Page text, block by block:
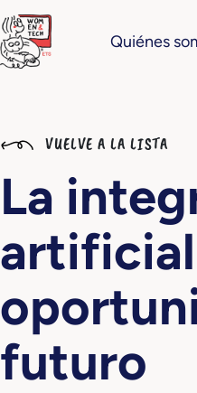
Quiénes
VUELVE A LA LISTA
La
futuro